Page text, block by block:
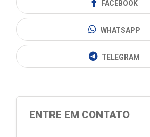
ENTRE EM CONTATO
FACEBOOK
WHATSAPP
TELEGRAM